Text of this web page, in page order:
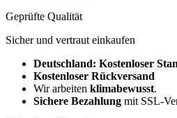
Geprüfte Qualität
Sicher und vertraut einkaufen
Deutschland: Kostenloser
Kostenloser Rückversand
Wir arbeiten klimabewusst.
Sichere Bezahlung mit SSL-